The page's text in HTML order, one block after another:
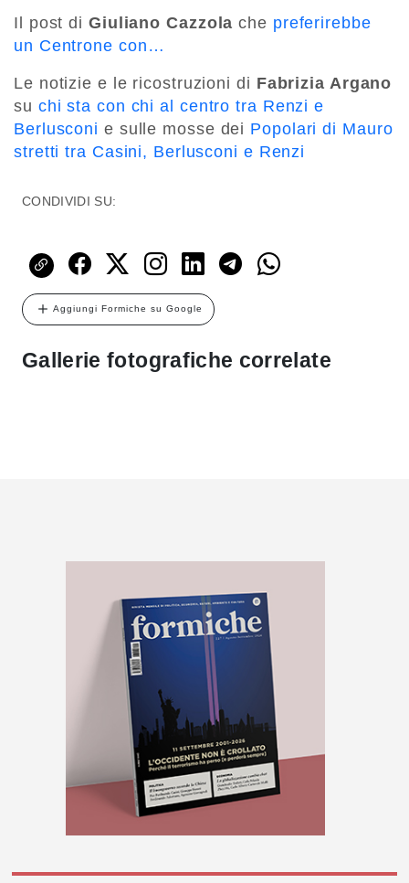
Il post di Giuliano Cazzola che preferirebbe
un Centrone con…
Le notizie e le ricostruzioni di Fabrizia Argano
su chi sta con chi al centro tra Renzi e
Berlusconi e sulle mosse dei Popolari di Mauro
stretti tra Casini, Berlusconi e Renzi
CONDIVIDI SU:
Aggiungi Formiche su Google
Gallerie fotografiche correlate